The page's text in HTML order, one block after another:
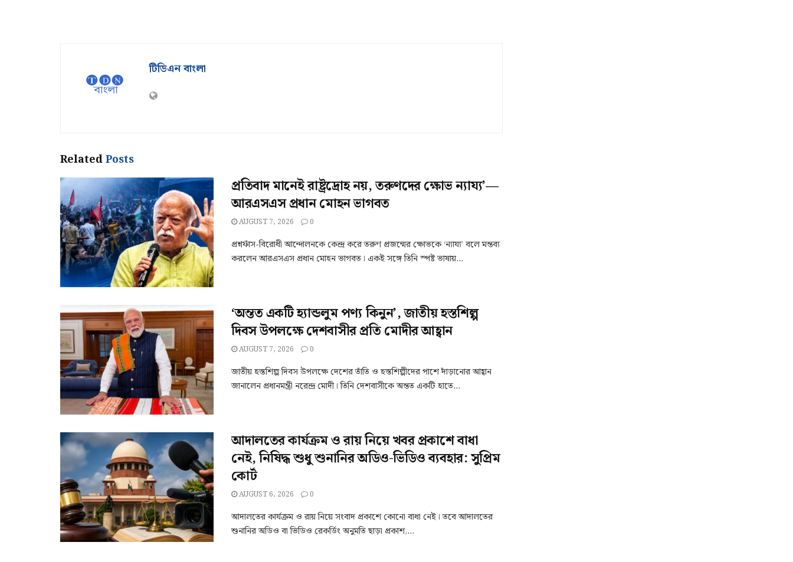
টিডিএন বাংলা
RelatedPosts
প্রতিবাদ মানেই রাষ্ট্রদ্রোহ নয়, তরুণদের ক্ষোভ ন্যায্য’—
আরএসএস প্রধান মোহন ভাগবত
AUGUST 7, 2026 0
প্রশ্নফাঁস-বিরোধী আন্দোলনকে কেন্দ্র করে তরুণ প্রজন্মের ক্ষোভকে ‘ন্যায্য’ বলে মন্তব্য
করলেন আরএসএস প্রধান মোহন ভাগবত। একই সঙ্গে তিনি স্পষ্ট ভাষায়...
‘অন্তত একটি হ্যান্ডলুম পণ্য কিনুন’, জাতীয় হস্তশিল্প
দিবস উপলক্ষে দেশবাসীর প্রতি মোদীর আহ্বান
AUGUST 7, 2026 0
জাতীয় হস্তশিল্প দিবস উপলক্ষে দেশের তাঁতি ও হস্তশিল্পীদের পাশে দাঁড়ানোর আহ্বান
জানালেন প্রধানমন্ত্রী নরেন্দ্র মোদী। তিনি দেশবাসীকে অন্তত একটি হাতে...
আদালতের কার্যক্রম ও রায় নিয়ে খবর প্রকাশে বাধা
নেই, নিষিদ্ধ শুধু শুনানির অডিও-ভিডিও ব্যবহার: সুপ্রিম
কোর্ট
AUGUST 6, 2026 0
আদালতের কার্যক্রম ও রায় নিয়ে সংবাদ প্রকাশে কোনো বাধা নেই। তবে আদালতের
শুনানির অডিও বা ভিডিও রেকর্ডিং অনুমতি ছাড়া প্রকাশ,...